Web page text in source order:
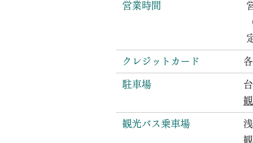
営業時間
クレジットカード
駐車場
観光バス乗車場